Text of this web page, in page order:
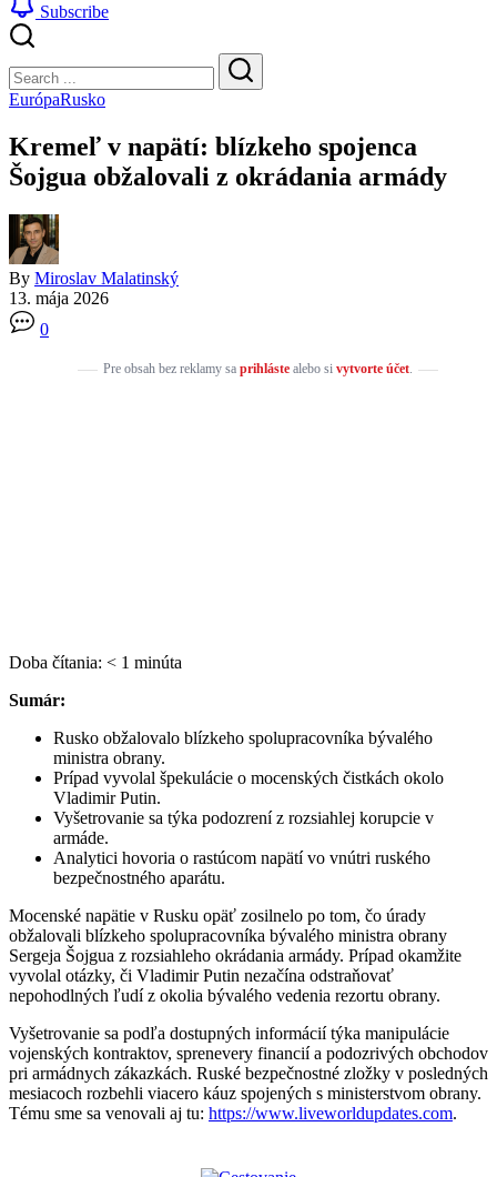
Subscribe
Search
Search
EurópaRusko
Kremeľ v napätí: blízkeho spojenca
Šojgua obžalovali z okrádania armády
By Miroslav Malatinský
13. mája 2026
0
Pre obsah bez reklamy sa prihlástealebo si vytvorte účet.
Doba čítania: < 1 minúta
Sumár:
Rusko obžalovalo blízkeho spolupracovníka bývalého
ministra obrany.
Prípad vyvolal špekulácie o mocenských čistkách okolo
Vladimir Putin.
Vyšetrovanie sa týka podozrení z rozsiahlej korupcie v
armáde.
Analytici hovoria o rastúcom napätí vo vnútri ruského
bezpečnostného aparátu.
Mocenské napätie v Rusku opäť zosilnelo po tom, čo úrady
obžalovali blízkeho spolupracovníka bývalého ministra obrany
Sergeja Šojgua z rozsiahleho okrádania armády. Prípad okamžite
vyvolal otázky, či Vladimir Putin nezačína odstraňovať
nepohodlných ľudí z okolia bývalého vedenia rezortu obrany.
Vyšetrovanie sa podľa dostupných informácií týka manipulácie
vojenských kontraktov, sprenevery financií a podozrivých obchodov
pri armádnych zákazkách. Ruské bezpečnostné zložky v posledných
mesiacoch rozbehli viacero káuz spojených s ministerstvom obrany.
Tému sme sa venovali aj tu: https://www.liveworldupdates.com.